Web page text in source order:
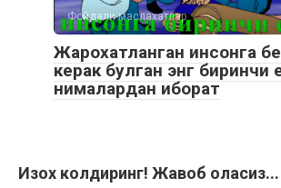
Фойдали маслахатлар
Жарохатланган инсонга
керак булган энг биринчи
нималардан иборат
Изох колдиринг! Жавоб оласиз...